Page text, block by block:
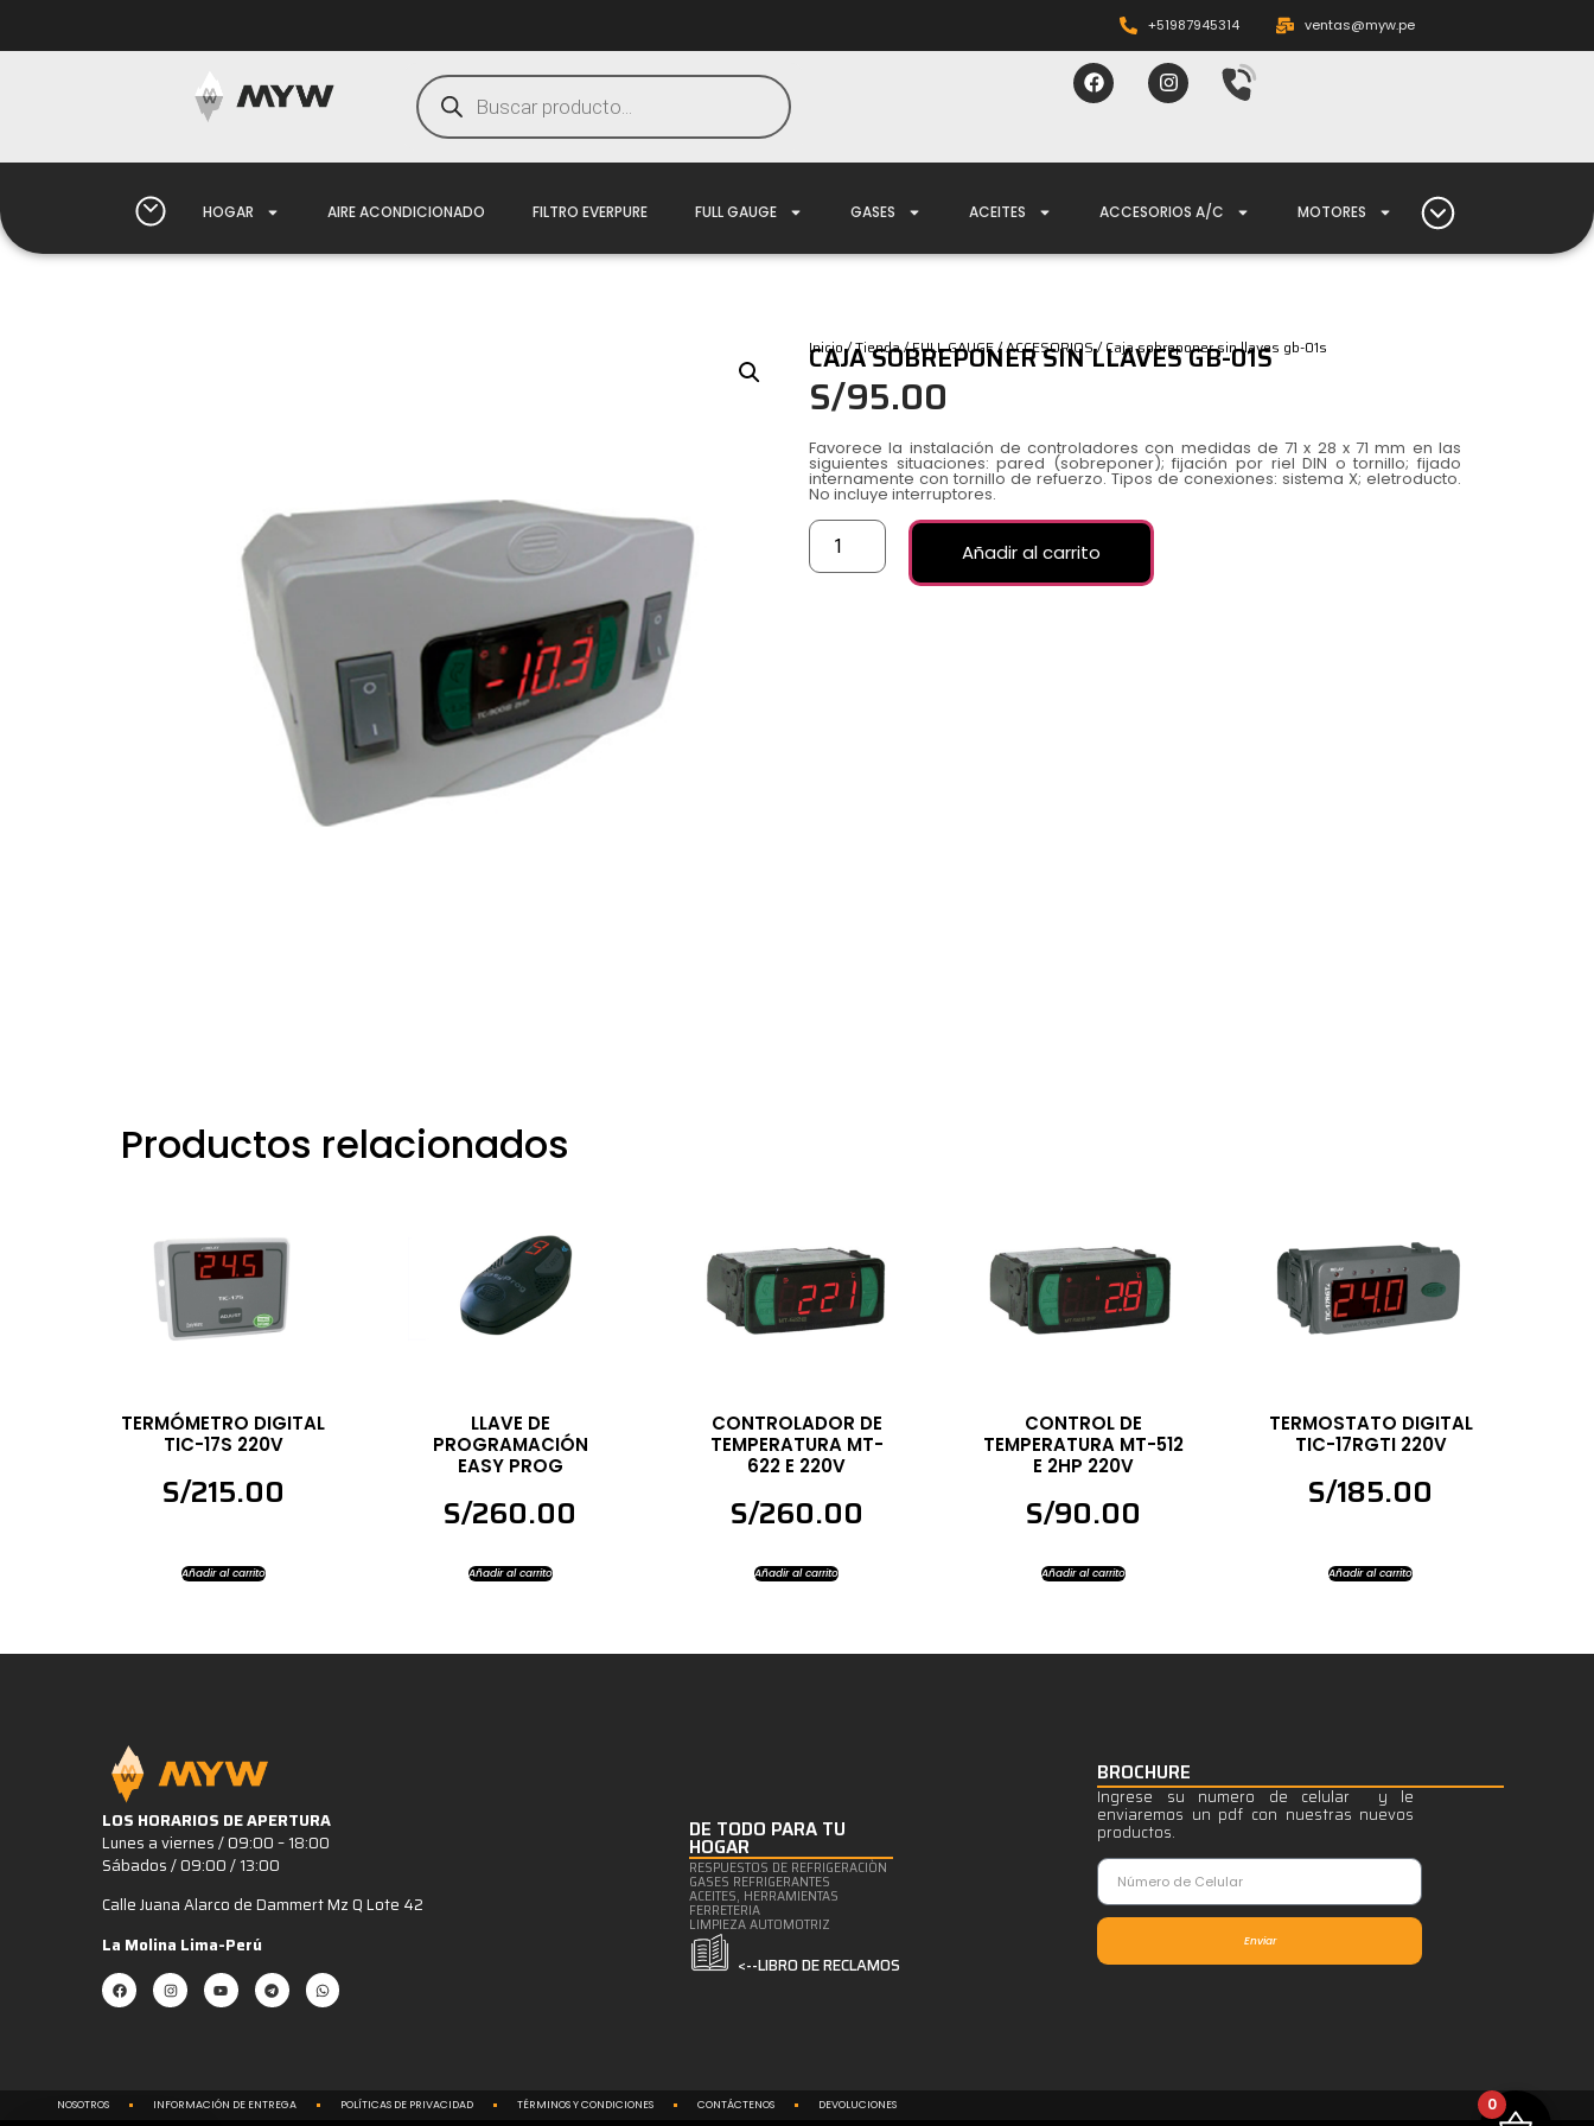
+51987945314 ventas@myw.pe
HOGAR AIRE ACONDICIONADO FILTRO EVERPURE FULL GAUGE GASES ACEITES ACCESORIOS A/C MOTORES
Inicio/Tienda/FULL GAUGE/ACCESORIOS/ Caja sobreponer sin llaves gb-01s
CAJA SOBREPONER SIN LLAVES GB-01S
S/95.00
Favorece la instalación de controladores con medidas de 71 x 28 x 71 mm en las
siguientes situaciones: pared (sobreponer); fijación por riel DIN o tornillo; fijado
internamente con tornillo de refuerzo. Tipos de conexiones: sistema X; eletroducto.
No incluye interruptores.
Añadir al carrito
Productos relacionados
TERMÓMETRO DIGITAL
TIC-17S 220V
S/215.00
Añadir al carrito
LLAVE DE
PROGRAMACIÓN
EASY PROG
S/260.00
Añadir al carrito
CONTROLADOR DE
TEMPERATURA MT-
622 E 220V
S/260.00
Añadir al carrito
CONTROL DE
TEMPERATURA MT-512
E 2HP 220V
S/90.00
Añadir al carrito
TERMOSTATO DIGITAL
TIC-17RGTI 220V
S/185.00
Añadir al carrito
LOS HORARIOS DE APERTURA
Lunes a viernes / 09:00 – 18:00
Sábados / 09:00 / 13:00
Calle Juana Alarco de Dammert Mz Q Lote 42
La Molina Lima-Perú
DE TODO PARA TU
HOGAR
RESPUESTOS DE REFRIGERACIÒN
GASES REFRIGERANTES
ACEITES, HERRAMIENTAS
FERRETERIA
LIMPIEZA AUTOMOTRIZ
<--LIBRO DE RECLAMOS
BROCHURE
Ingrese su numero de celular y le
enviaremos un pdf con nuestras nuevos
productos.
Enviar
NOSOTROS INFORMACIÓN DE ENTREGA POLÍTICAS DE PRIVACIDAD TÉRMINOS Y CONDICIONES CONTÁCTENOS DEVOLUCIONES 0